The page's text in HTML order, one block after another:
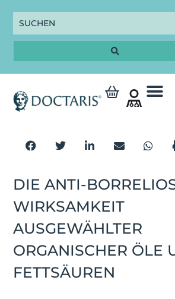
DIE ANTI-
WIRKSAMKEIT
AUSGEWÄHLTER
ORGANISCHER ÖLE
FETTSÄUREN